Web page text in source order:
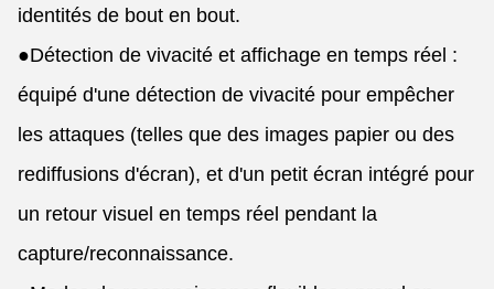
identités de bout en bout.
●Détection de vivacité et affichage en temps réel :
équipé d'une détection de vivacité pour empêcher
les attaques (telles que des images papier ou des
rediffusions d'écran), et d'un petit écran intégré pour
un retour visuel en temps réel pendant la
capture/reconnaissance.